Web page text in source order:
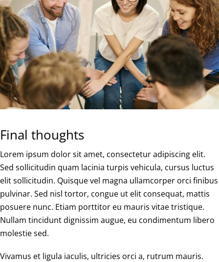
Final thoughts
Lorem ipsum dolor sit amet, consectetur adipiscing elit.
Sed sollicitudin quam lacinia turpis vehicula, cursus luctus
elit sollicitudin. Quisque vel magna ullamcorper orci finibus
pulvinar. Sed nisl tortor, congue ut elit consequat, mattis
posuere nunc. Etiam porttitor eu mauris vitae tristique.
Nullam tincidunt dignissim augue, eu condimentum libero
molestie sed.
Vivamus et ligula iaculis, ultricies orci a, rutrum mauris.